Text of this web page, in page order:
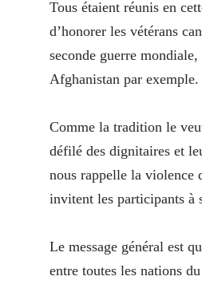
Tous étaient réunis en
d’honorer les vétérans
seconde guerre
Afghanistan par exemple.
Comme la tradition le
défilé des dignitaires et
nous rappelle la violence
invitent les participants à
Le message général est
entre toutes les nations